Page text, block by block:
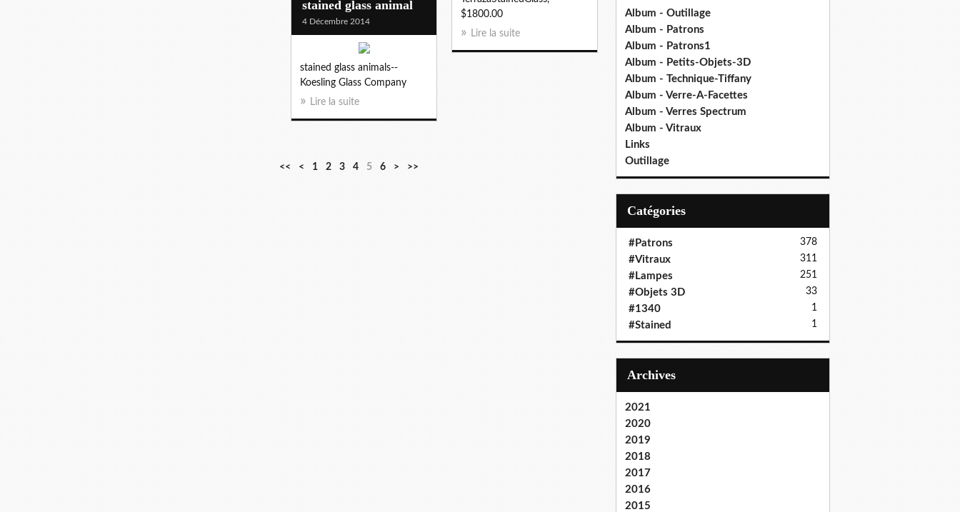
$1800.00
Lire la suite
stained glass animal
4 Décembre 2014
stained glass animals--
Koesling Glass Company
Lire la suite
<< < 1 2 3 4 5 6 > >>
Album - Outillage
Album - Patrons
Album - Patrons1
Album - Petits-Objets-3D
Album - Technique-Tiffany
Album - Verre-A-Facettes
Album - Verres Spectrum
Album - Vitraux
Links
Outillage
Catégories
#Patrons 378
#Vitraux 311
#Lampes 251
#Objets 3D 33
#1340 1
#Stained 1
Archives
2021
2020
2019
2018
2017
2016
2015